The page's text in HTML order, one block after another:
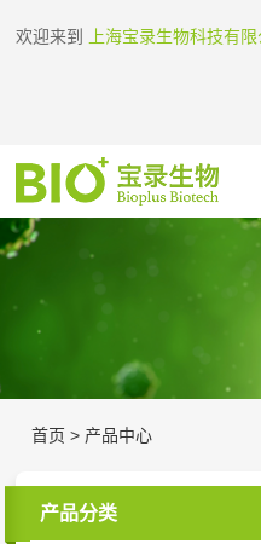
欢迎来到 上海宝录生物科技有限
首页 > 产品中心
产品分类